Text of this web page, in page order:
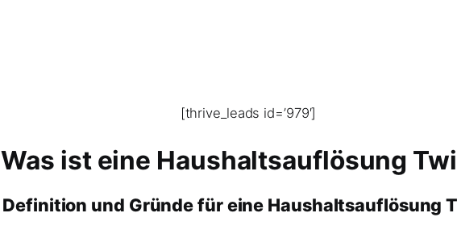
[thrive_leads id=’979′]
Was ist eine Haushaltsauflösung
Definition und Gründe für eine Haushaltsauflösung